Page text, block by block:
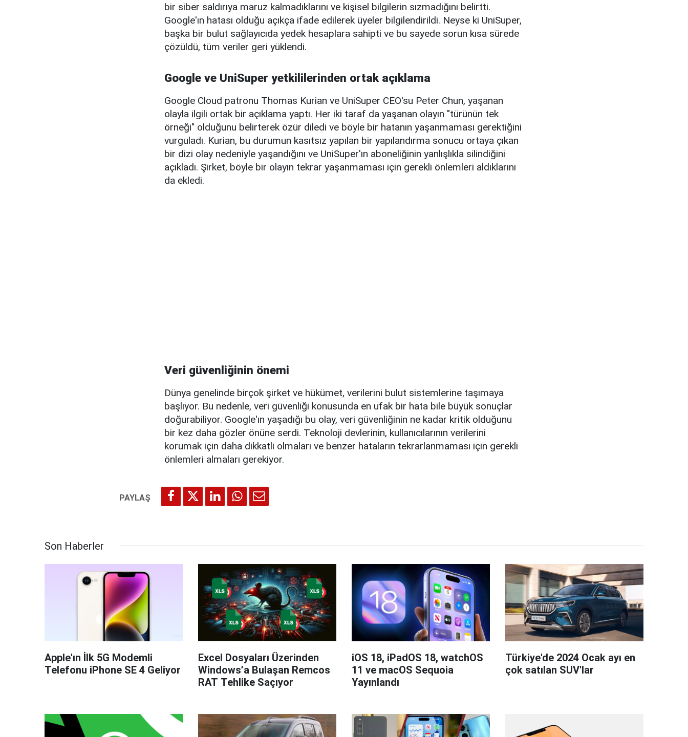
bir siber saldırıya maruz kalmadıklarını ve kişisel bilgilerin sızmadığını belirtti.
Google'ın hatası olduğu açıkça ifade edilerek üyeler bilgilendirildi. Neyse ki UniSuper,
başka bir bulut sağlayıcıda yedek hesaplara sahipti ve bu sayede sorun kısa sürede
çözüldü, tüm veriler geri yüklendi.
Google ve UniSuper yetkililerinden ortak açıklama
Google Cloud patronu Thomas Kurian ve UniSuper CEO'su Peter Chun, yaşanan
olayla ilgili ortak bir açıklama yaptı. Her iki taraf da yaşanan olayın "türünün tek
örneği" olduğunu belirterek özür diledi ve böyle bir hatanın yaşanmaması gerektiğini
vurguladı. Kurian, bu durumun kasıtsız yapılan bir yapılandırma sonucu ortaya çıkan
bir dizi olay nedeniyle yaşandığını ve UniSuper'ın aboneliğinin yanlışlıkla silindiğini
açıkladı. Şirket, böyle bir olayın tekrar yaşanmaması için gerekli önlemleri aldıklarını
da ekledi.
Veri güvenliğinin önemi
Dünya genelinde birçok şirket ve hükümet, verilerini bulut sistemlerine taşımaya
başlıyor. Bu nedenle, veri güvenliği konusunda en ufak bir hata bile büyük sonuçlar
doğurabiliyor. Google'ın yaşadığı bu olay, veri güvenliğinin ne kadar kritik olduğunu
bir kez daha gözler önüne serdi. Teknoloji devlerinin, kullanıcılarının verilerini
korumak için daha dikkatli olmaları ve benzer hataların tekrarlanmaması için gerekli
önlemleri almaları gerekiyor.
Son Haberler
Apple'ın İlk 5G Modemli
Telefonu iPhone SE 4 Geliyor
Excel Dosyaları Üzerinden
Windows’a Bulaşan Remcos
RAT Tehlike Saçıyor
iOS 18, iPadOS 18, watchOS
11 ve macOS Sequoia
Yayınlandı
Türkiye'de 2024 Ocak ayı en
çok satılan SUV'lar